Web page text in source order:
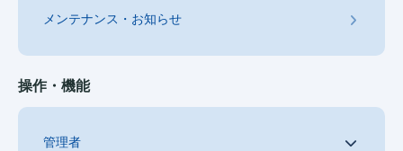
メンテナンス・お知らせ
操作・機能
管理者